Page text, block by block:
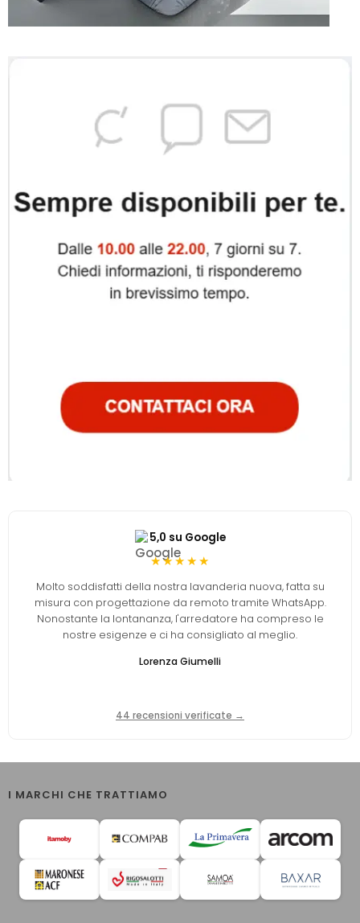
5,0 su Google
★★★★★
Molto soddisfatti della nostra lavanderia nuova, fatta su
misura con progettazione da remoto tramite WhatsApp.
Nonostante la lontananza, l'arredatore ha compreso le
nostre esigenze e ci ha consigliato al meglio.
Lorenza Giumelli
44 recensioni verificate →
I MARCHI CHE TRATTIAMO